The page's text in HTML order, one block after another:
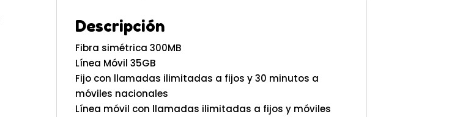
Descripción
Fibra simétrica 300MB
Línea Móvil 35GB
Fijo con llamadas ilimitadas a fijos y 30 minutos a
móviles nacionales
Línea móvil con llamadas ilimitadas a fijos y móviles